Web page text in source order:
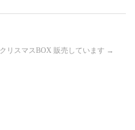
クリスマスBOX 販売しています →